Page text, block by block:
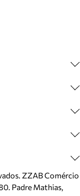
ZZAB Comércio
Padre Mathias,